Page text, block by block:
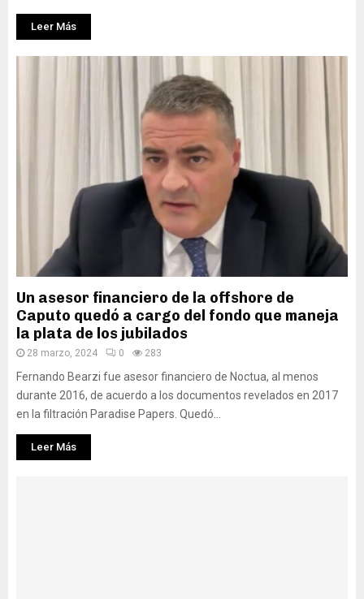
Leer Más
Un asesor financiero de la offshore de
Caputo quedó a cargo del fondo que maneja
la plata de los jubilados
28 marzo, 2024 0 283
Fernando Bearzi fue asesor financiero de Noctua, al menos
durante 2016, de acuerdo a los documentos revelados en 2017
en la filtración Paradise Papers. Quedó...
Leer Más